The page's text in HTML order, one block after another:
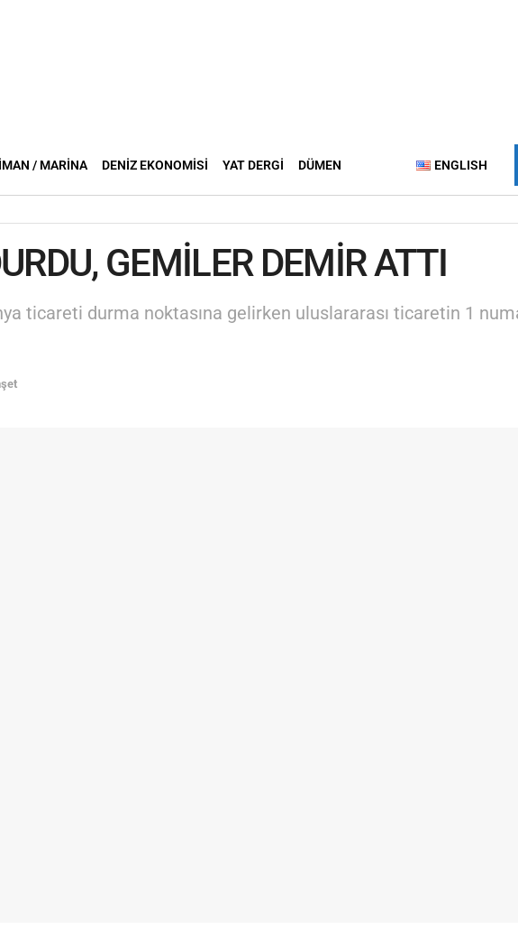
/ MARINA DENIZ EKONOMISI YAT DERGI DÜMEN ENGLISH
GEMİLER DEMİR ATTI
ticareti durma noktasına gelirken uluslararası ticaretin 1